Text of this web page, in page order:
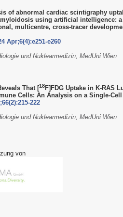
of abnormal cardiac scintigraphy
using artificial intelligence: a
multicentre, cross-tracer
Apr;6(4):e251-e260
und Nuklearmedizin, MedUni Wien
That [18F]FDG Uptake in K-RAS
Cells: An Analysis on a Single-
222
und Nuklearmedizin, MedUni Wien
von